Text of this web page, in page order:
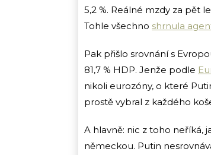
5,2 %. Reálné mzdy za pět
Tohle všechno shrnula
Pak přišlo srovnání s
81,7 % HDP. Jenže podle
nikoli eurozóny, o které
prostě vybral z každého
A hlavně: nic z toho neříká,
německou. Putin